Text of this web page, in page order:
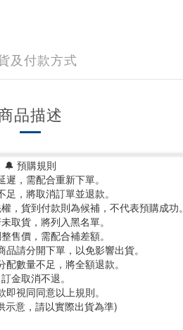
及付款方式
品描述
🔔 預購規則
遲，需配合重新下單。
足，將取消訂單並退款。
，貨到付款則為候補，不代表預購成功。
取貨，將列入黑名單。
售價，需配合補差額。
請分開下單，以免影響出貨。
數量不足，將全額退款。
金取消不退。
即視同同意以上規則。
示意，請以實際出貨為準)